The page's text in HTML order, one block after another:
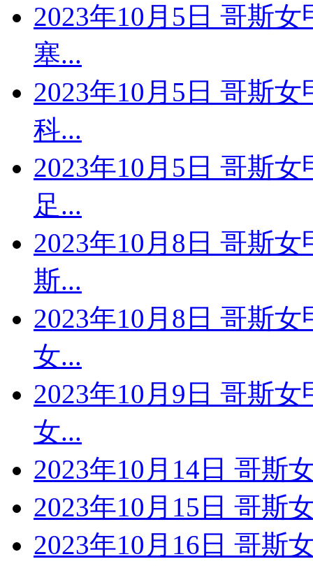
2023年10月5日 哥斯
塞...
2023年10月5日 哥斯
科...
2023年10月5日 哥斯
足...
2023年10月8日 哥斯
斯...
2023年10月8日 哥斯
女...
2023年10月9日 哥斯
女...
2023年10月14日 哥斯
2023年10月15日 哥斯
2023年10月16日 哥斯